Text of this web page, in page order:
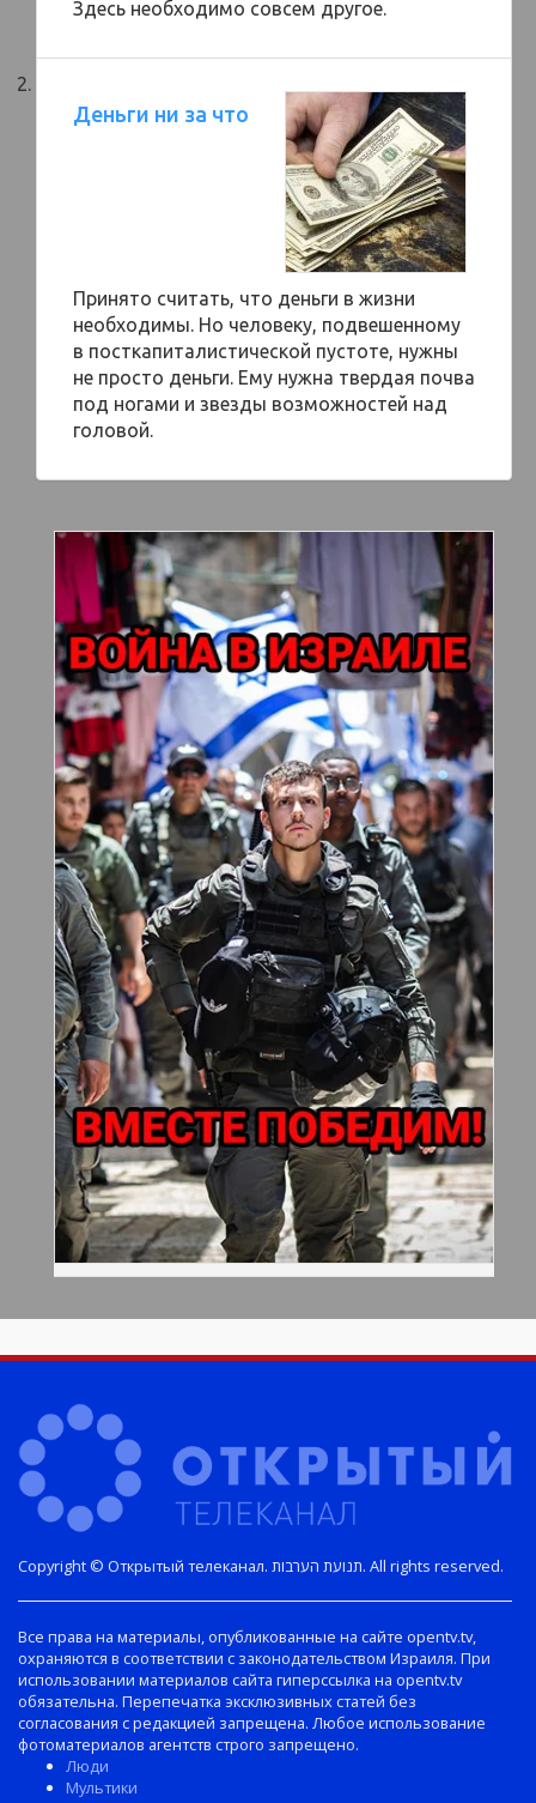
Здесь необходимо совсем другое.
Деньги ни за что
Принято считать, что деньги в жизни
необходимы. Но человеку, подвешенному
в посткапиталистической пустоте, нужны
не просто деньги. Ему нужна твердая почва
под ногами и звезды возможностей над
головой.
Copyright © Открытый телеканал. תנועת הערבות. All rights reserved.
Все права на материалы, опубликованные на сайте opentv.tv,
охраняются в соответствии с законодательством Израиля. При
использовании материалов сайта гиперссылка на opentv.tv
обязательна. Перепечатка эксклюзивных статей без
согласования с редакцией запрещена. Любое использование
фотоматериалов агентств строго запрещено.
Люди
Мультики